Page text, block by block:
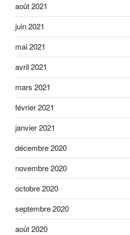
août 2021
juin 2021
mai 2021
avril 2021
mars 2021
février 2021
janvier 2021
décembre 2020
novembre 2020
octobre 2020
septembre 2020
août 2020